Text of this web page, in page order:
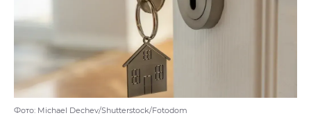
Фото: Michael Dechev/Shutterstock/Fotodom